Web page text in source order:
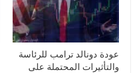
عودة دونالد ترامب للرئاسة
والتأثيرات المحتملة على